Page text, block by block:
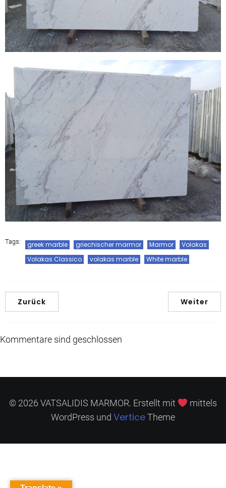
Tags: greek marble griechischer marmor Marmor
Volakas
Volakas Classico
volakas marble White marble
Zurück Weiter
Kommentare sind geschlossen
© 2026 VATSALIDIS MARMOR. Erstellt mit
mittels
WordPress und VerticeTheme